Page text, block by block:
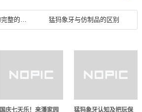
猛犸象牙与仿制品的区别
国庆七天乐！来潘家园 猛犸象牙认知及把玩保